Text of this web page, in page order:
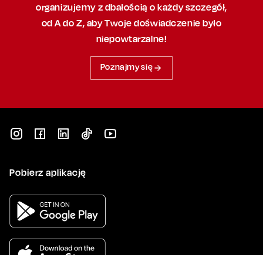
organizujemy z dbałością o każdy szczegół,
od A do Z, abyTwoje doświadczenie było
niepowtarzalne!
Poznajmy się
Pobierz aplikację